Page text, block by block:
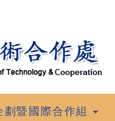
劃暨國際合作組